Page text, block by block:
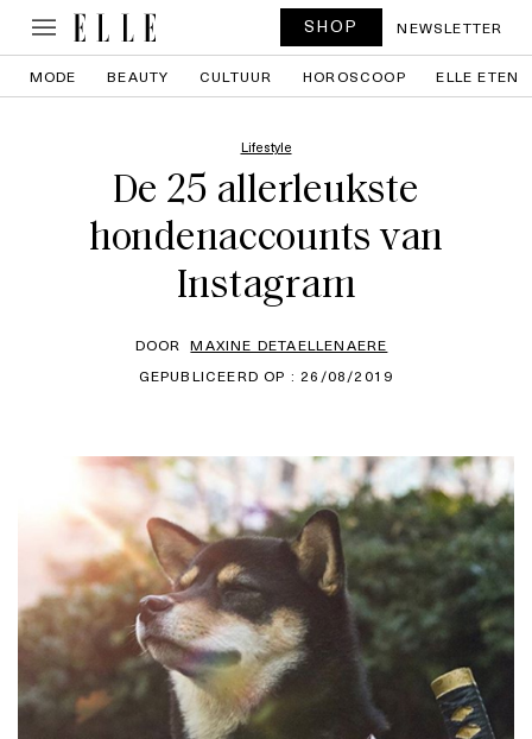
SHOP NEWSLETTER
MODE BEAUTY CULTUUR HOROSCOOP ELLE ETEN
Lifestyle
De 25 allerleukste
hondenaccounts van
Instagram
DOOR MAXINE DETAELLENAERE
GEPUBLICEERD OP : 26/08/2019